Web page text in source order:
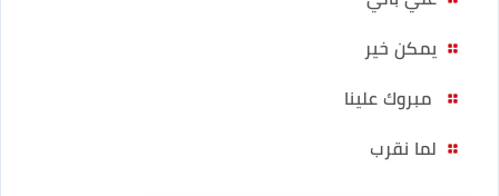
يمكن خير
مبروك علينا
لما نقرب